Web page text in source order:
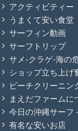
アクティビティー
うまくて安い食堂
サーフィン動画
サーフトリップ
サメ-クラゲ-海の
ショップ立ち上げ
ビーチクリーニン
まえだファームに
今日の沖縄サー
有名な安いお店